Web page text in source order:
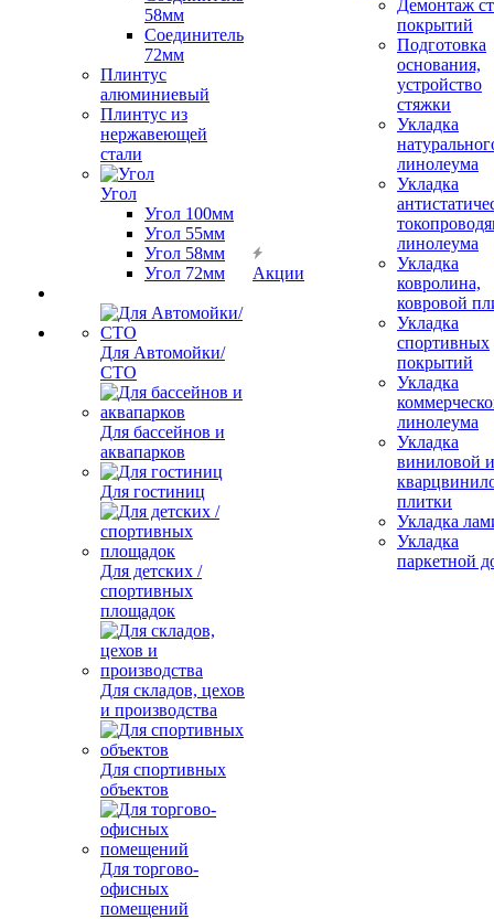
58мм
Соединитель
72мм
Плинтус
алюминиевый
Плинтус из
нержавеющей
стали
Угол
Угол 100мм
Угол 55мм
Угол 58мм
Угол 72мм
Для Автомойки/
СТО
Для бассейнов и
аквапарков
Для гостиниц
Для детских /
спортивных
площадок
Для складов, цехов
и производства
Для спортивных
объектов
Для торгово-
офисных
помещений
Акции
Демонтаж
покрытий
Подготовка
основания,
устройство
стяжки
Укладка
линолеума
Укладка
линолеума
Укладка
ковролина,
ковровой
Укладка
спортивных
покрытий
Укладка
линолеума
Укладка
виниловой и
плитки
Укладка
Укладка
паркетной